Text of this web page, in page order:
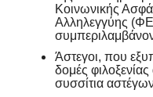
Κοινωνικής
Αλληλεγγύης
Άστεγοι, που
δομές
συσσίτια